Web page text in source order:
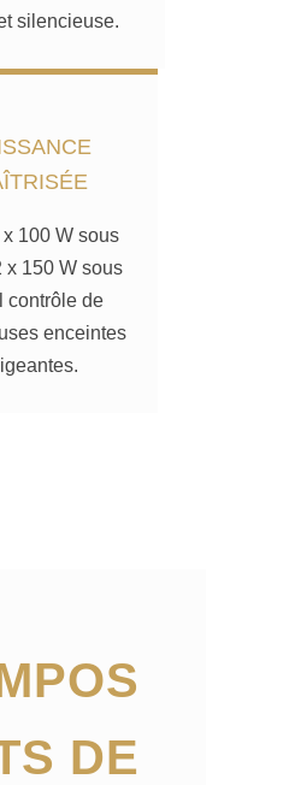
silencieuse.
100 W sous
x 150 W sous
contrôle de
enceintes
DE